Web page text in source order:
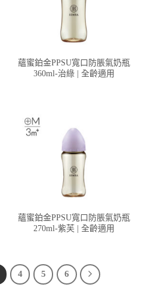
蘊蜜鉑金PPSU寬口防脹氣奶瓶
360ml-治綠 | 全齡適用
蘊蜜鉑金PPSU寬口防脹氣奶瓶
270ml-紫芙 | 全齡適用
4 5 6